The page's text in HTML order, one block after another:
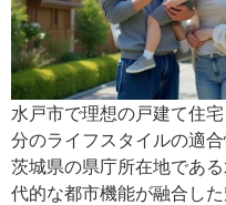
水戸市で理想の戸建て住
分のライフスタイルの適
茨城県の県庁所在地であ
代的な都市機能が融合し